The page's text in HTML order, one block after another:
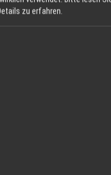
Schweinefleisch,
Erzeugnisse aus
und
umliegenden
erleben Sie
transparent und
klare Brühen
zu erfahren.